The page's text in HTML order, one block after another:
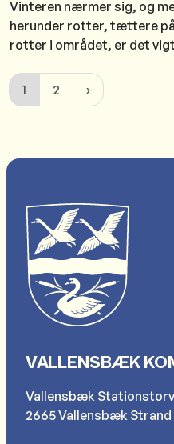
Vinteren nærmer sig, og
herunder rotter, tættere på
rotter i området, er det
1 2
VALLENSBÆK
Vallensbæk Stationstorv
2665 Vallensbæk Strand